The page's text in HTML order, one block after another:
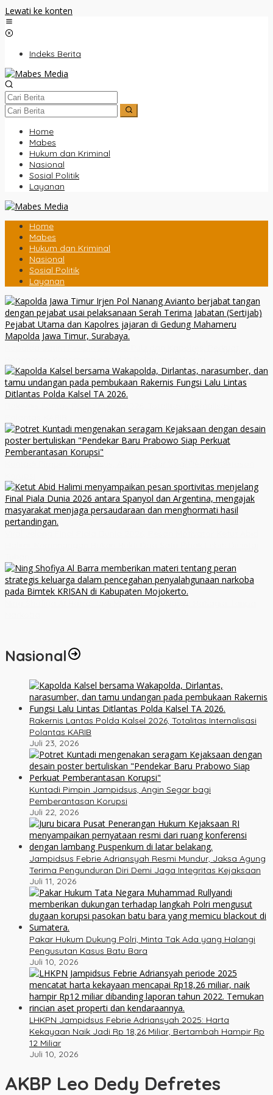
Lewati ke konten
Indeks Berita
Home
Mabes
Hukum dan Kriminal
Nasional
Sosial Politik
Layanan
Home
Mabes
Hukum dan Kriminal
Nasional
Sosial Politik
Layanan
Nasional
Rakernis Lantas Polda Kalsel 2026, Totalitas Internalisasi
Polantas KARIB
Juli 23, 2026
Kuntadi Pimpin Jampidsus, Angin Segar bagi
Pemberantasan Korupsi
Juli 22, 2026
Jampidsus Febrie Adriansyah Resmi Mundur, Jaksa Agung
Terima Pengunduran Diri Demi Jaga Integritas Kejaksaan
Juli 11, 2026
Pakar Hukum Dukung Polri, Minta Tak Ada yang Halangi
Pengusutan Kasus Batu Bara
Juli 10, 2026
LHKPN Jampidsus Febrie Adriansyah 2025: Harta
Kekayaan Naik Jadi Rp 18,26 Miliar, Bertambah Hampir Rp
12 Miliar
Juli 10, 2026
AKBP Leo Dedy Defretes